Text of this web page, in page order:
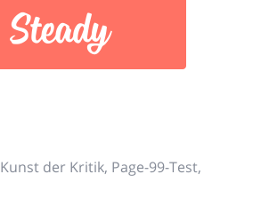
Kunst der Kritik, Page-99-Test,